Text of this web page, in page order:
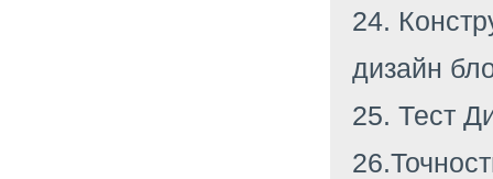
24.
дизайн
25. Тест